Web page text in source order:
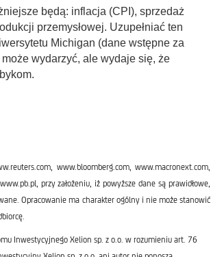
będą: inflacja (CPI), sprzedaż
przemysłowej. Uzupełniać ten
Michigan (dane wstępne za
wydarzyć, ale wydaje się, że
www.bloomberg.com, www.macronext.com,
przy założeniu, iż powyższe dane są prawidłowe,
Opracowanie ma charakter ogólny i nie może stanowić
Inwestycyjnego Xelion sp. z o.o. w rozumieniu art. 76